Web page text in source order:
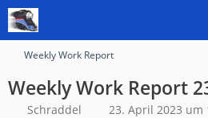
Weekly Work Report
Weekly Work Report
Schraddel 23. April 2023 um